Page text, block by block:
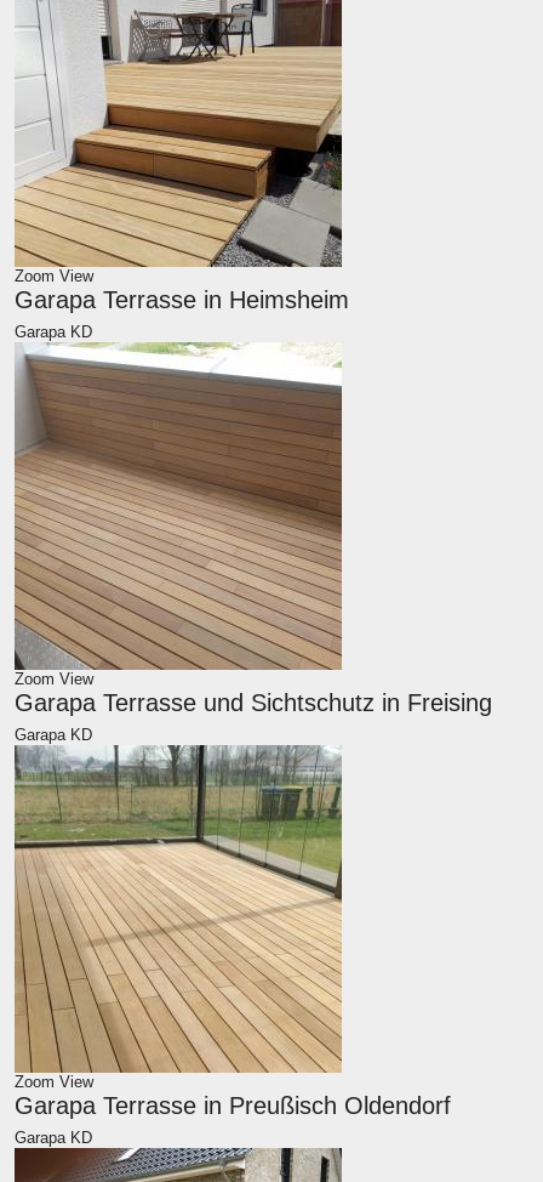
Zoom View
Garapa Terrasse in Heimsheim
Garapa KD
Zoom View
Garapa Terrasse und Sichtschutz in Freising
Garapa KD
Zoom View
Garapa Terrasse in Preußisch Oldendorf
Garapa KD